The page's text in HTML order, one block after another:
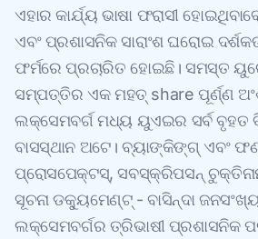
ଏହାର କାର୍ଯ୍ୟ ଭାଷା ଫରାସୀ
ଏବଂ ପ୍ରଶାସନିକ ସାରାଂଶ ଘରୋଇ
ଫର୍ମରେ ପ୍ରଚାରିତ ହୋଇଛି। ସମସ୍ତ
ସମ୍ପତ୍ତିର ଏକ ମହତ୍ share ପୂର୍ଣ୍ଣ
ଲକ୍ସେମବର୍ଗ ମଧ୍ୟ ୟୁଏଇର ସର୍ବ ବୃହତ
ବାସସ୍ଥାନ ଅଟେ। ବ୍ୟାଙ୍କିଙ୍ଗ୍ ଏବଂ
ପ୍ରୋସପେକ୍ଟସ୍, ସବସ୍କ୍ରିପସନ୍
ସୂଚନା ଡକ୍ୟୁମେଣ୍ଟ୍ - ବାସିନ୍ଦା
ଲକ୍ସେମବର୍ଗର ତ୍ରିଭାଷୀ ପ୍ରଶାସନିକ